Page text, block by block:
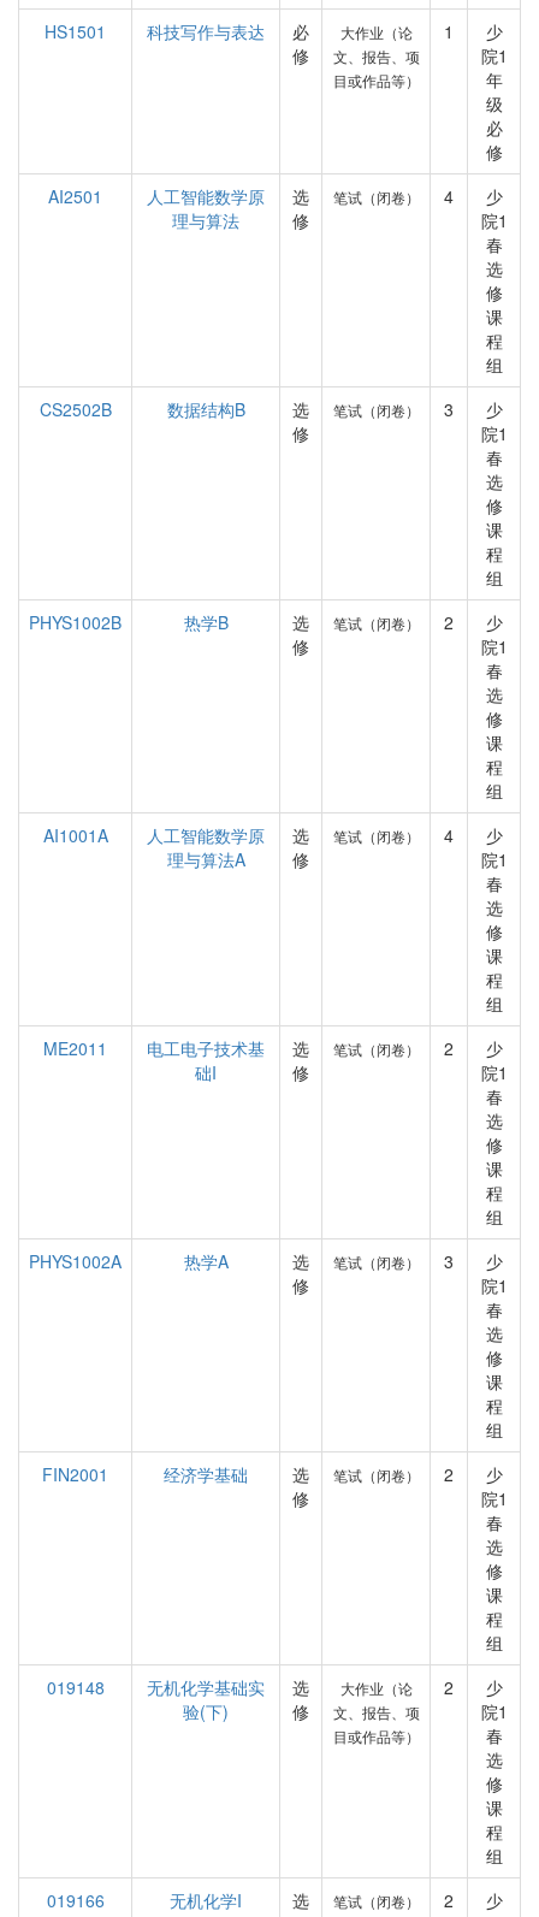
HS1501
科技写作与表达
必
修
大作业（论
文、报告、项
目或作品等）
1
少
院1
年
级
必
修
AI2501
人工智能数学原
理与算法
选
修
笔试（闭卷） 4
少
院1
春
选
修
课
程
组
CS2502B
数据结构B
选
修
笔试（闭卷） 3
少
院1
春
选
修
课
程
组
PHYS1002B
热学B
选
修
笔试（闭卷） 2
少
院1
春
选
修
课
程
组
AI1001A
人工智能数学原
理与算法A
选
修
笔试（闭卷） 4
少
院1
春
选
修
课
程
组
ME2011
电工电子技术基
础I
选
修
笔试（闭卷） 2
少
院1
春
选
修
课
程
组
PHYS1002A
热学A
选
修
笔试（闭卷） 3
少
院1
春
选
修
课
程
组
FIN2001
经济学基础
选
修
笔试（闭卷） 2
少
院1
春
选
修
课
程
组
019148
无机化学基础实
验(下)
选
修
大作业（论
文、报告、项
目或作品等）
2
少
院1
春
选
修
课
程
组
019166
无机化学I
选
笔试（闭卷） 2
少